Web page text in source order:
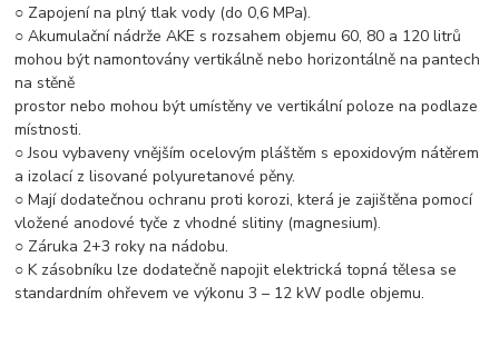
○ Zapojení na plný tlak vody (do 0,6 MPa).
○ Akumulační nádrže AKE s rozsahem objemu 60, 80 a 120 litrů
mohou být namontovány vertikálně nebo horizontálně na pantech
na stěně
prostor nebo mohou být umístěny ve vertikální poloze na podlaze
místnosti.
○ Jsou vybaveny vnějším ocelovým pláštěm s epoxidovým nátěrem
a izolací z lisované polyuretanové pěny.
○ Mají dodatečnou ochranu proti korozi, která je zajištěna pomocí
vložené anodové tyče z vhodné slitiny (magnesium).
○ Záruka 2+3 roky na nádobu.
○ K zásobníku lze dodatečně napojit elektrická topná tělesa se
standardním ohřevem ve výkonu 3 – 12 kW podle objemu.